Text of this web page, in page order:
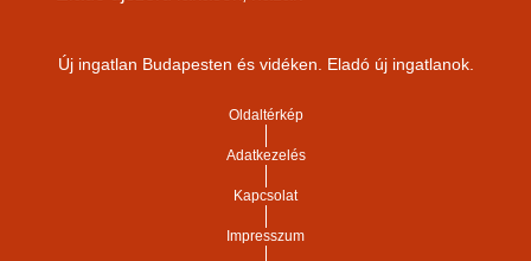
Új ingatlan Budapesten és vidéken. Eladó új ingatlanok.
Oldaltérkép
Adatkezelés
Kapcsolat
Impresszum